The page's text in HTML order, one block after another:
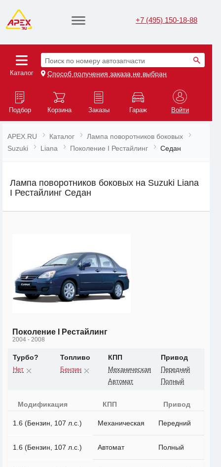
+7 (495) 150-18-88
Каталог
Поиск по номеру автозапчасти
Способ получения заказа не выбран
Подбор Корзина Заказы Гараж Войти
APEX.RU Каталог
Лампа поворотников боковых
Suzuki
Liana Поколение I Рестайлинг Седан
Лампа поворотников боковых на Suzuki Liana
I Рестайлинг Седан
Поколение I Рестайлинг
2004 - 2008
Турбо?
Нет
Топливо
Бензин
КПП
Механическая
Автомат
Привод
Передний
Полный
Модификация КПП Привод
1.6 (Бензин, 107 л.с.) Механическая Передний
1.6 (Бензин, 107 л.с.) Автомат Полный